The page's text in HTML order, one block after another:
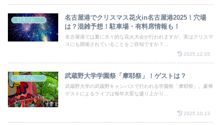
12月のお祭り
名古屋港でクリスマス花火in名古屋港2025！穴場
は？混雑予想！駐車場・有料席情報も！
名古屋港では夏に大々的な花火大会が行われますが、実はクリスマ
スにも開催されていることをご存知ですか？...
2025.12.05
10月のお祭り 武蔵野大学学園祭「摩耶祭」！ゲストは？
武蔵野大学の武蔵野キャンパスで行われる学園祭「摩耶祭」。豪華
ゲストによるライブは毎年大変な盛り上がり...
2025.10.13